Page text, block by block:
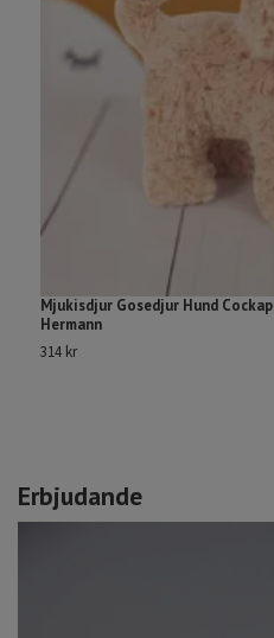
Erbjudande
Mjukisdjur Gosedjur Hund
Hermann
314 kr